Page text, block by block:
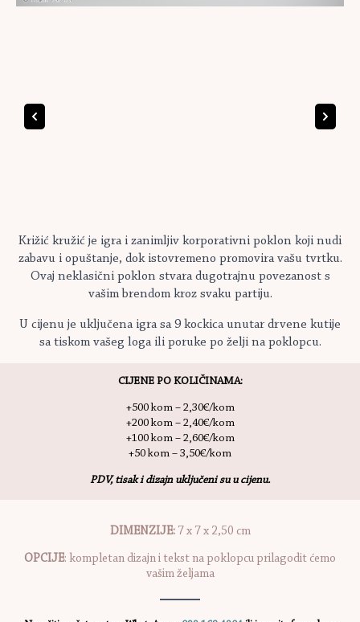
Križić kružić je igra i zanimljiv korporativni poklon koji nudi
zabavu i opuštanje, dok istovremeno promovira vašu tvrtku.
Ovaj neklasični poklon stvara dugotrajnu povezanost s
vašim brendom kroz svaku partiju.
U cijenu je uključena igra sa 9 kockica unutar drvene kutije
sa tiskom vašeg loga ili poruke po želji na poklopcu.
CIJENE PO KOLIČINAMA:
+500 kom – 2,30€/kom
+200 kom – 2,40€/kom
+100 kom – 2,60€/kom
+50 kom – 3,50€/kom
PDV, tisak i dizajn uključeni su u cijenu.
DIMENZIJE: 7 x 7 x 2,50 cm
OPCIJE: kompletan dizajn i tekst na poklopcu prilagodit ćemo
vašim željama